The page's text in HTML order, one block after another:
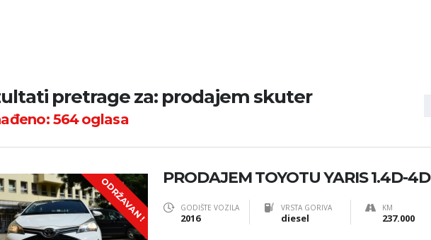
pretrage za: prodajem skuter
564oglasa
ODRŽAVAN ! PRODAJEM TOYOTU YARIS 1.4D-4D
GODIŠTE VOZILA
2016
VRSTA GORIVA
diesel
KM
237.000